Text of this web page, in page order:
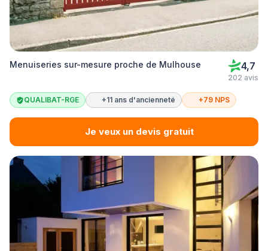
Menuiseries sur-mesure proche de Mulhouse 4,7
202 avis
QUALIBAT-RGE +11 ans d'ancienneté +79 NPS
Je veux un devis gratuit